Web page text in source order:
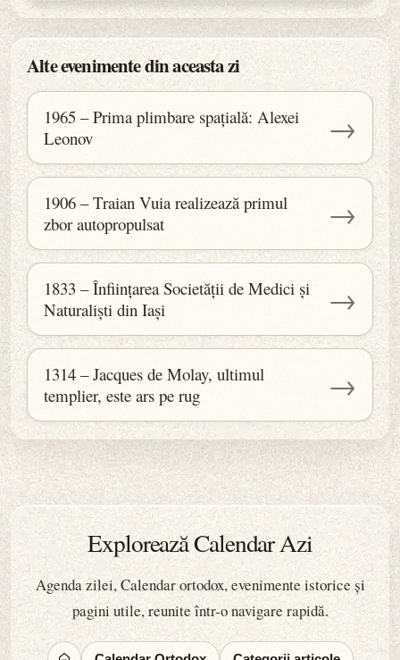
Alte evenimente din aceasta zi
1965 – Prima plimbare spațială: Alexei
Leonov
→
1906 – Traian Vuia realizează primul
zbor autopropulsat
→
1833 – Înființarea Societății de Medici și
Naturaliști din Iași
→
1314 – Jacques de Molay, ultimul
templier, este ars pe rug
→
Explorează Calendar Azi
Agenda zilei, Calendar ortodox, evenimente istorice și
pagini utile, reunite într-o navigare rapidă.